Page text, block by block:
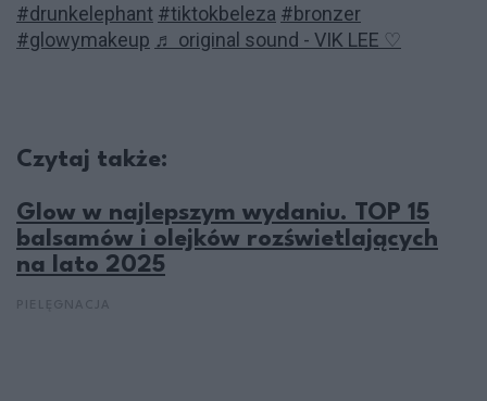
#drunkelephant #tiktokbeleza #bronzer
#glowymakeup ♬ original sound - VIK LEE ♡
Czytaj także:
Glow w najlepszym wydaniu. TOP 15
balsamów i olejków rozświetlających
na lato 2025